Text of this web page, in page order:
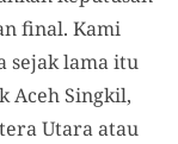
final. Kami
sejak lama itu
Aceh Singkil,
Utara atau